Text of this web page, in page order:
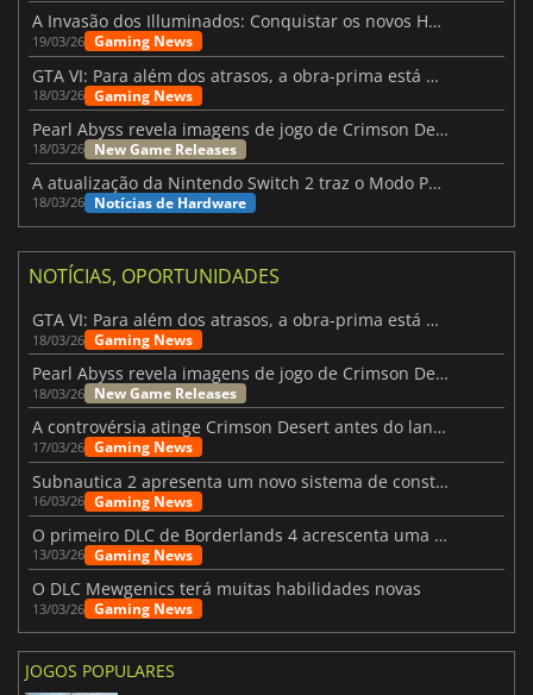
A Invasão dos Illuminados: Conquistar os novos Helldivers 2 Atualização!
19/03/26 Gaming News
GTA VI: Para além dos atrasos, a obra-prima está quase a chegar
18/03/26 Gaming News
Pearl Abyss revela imagens de jogo de Crimson Desert para a PS5
18/03/26 New Game Releases
A atualização da Nintendo Switch 2 traz o Modo Portátil aos jogos mais antigos da Switch
18/03/26 Notícias de Hardware
NOTÍCIAS, OPORTUNIDADES
GTA VI: Para além dos atrasos, a obra-prima está quase a chegar
18/03/26 Gaming News
Pearl Abyss revela imagens de jogo de Crimson Desert para a PS5
18/03/26 New Game Releases
A controvérsia atinge Crimson Desert antes do lançamento
17/03/26 Gaming News
Subnautica 2 apresenta um novo sistema de construção de bases
16/03/26 Gaming News
O primeiro DLC de Borderlands 4 acrescenta uma nova personagem e muito mais
13/03/26 Gaming News
O DLC Mewgenics terá muitas habilidades novas
13/03/26 Gaming News
JOGOS POPULARES